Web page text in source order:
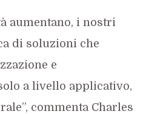
aumentano, i nostri
di soluzioni che
e
a livello applicativo,
commenta Charles